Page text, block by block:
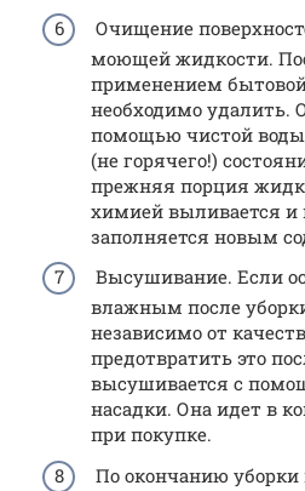
Очищение
моющей жидкости.
применением
необходимо удалить.
помощью чистой
(не горячего!)
прежняя порция
химией выливается и
заполняется новым
Высушивание. Если
влажным после
независимо от
предотвратить это
высушивается с
насадки. Она идет в
при покупке.
По окончанию уборки